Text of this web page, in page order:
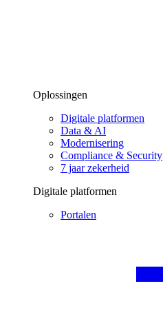
Oplossingen
Digitale platformen
Data & AI
Modernisering
Compliance & Security
7 jaar zekerheid
Digitale platformen
Portalen